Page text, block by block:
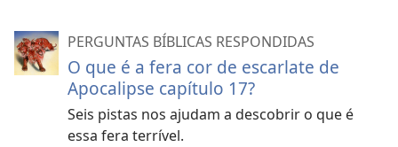
PERGUNTAS BÍBLICAS RESPONDIDAS
O que é a fera cor de escarlate de
Apocalipse capítulo 17?
Seis pistas nos ajudam a descobrir o que é
essa fera terrível.